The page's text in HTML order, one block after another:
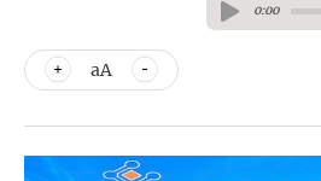
0:00
aA